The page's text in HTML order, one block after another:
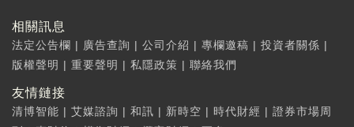
相關訊息
法定公告欄 | 廣告查詢 | 公司介紹 | 專欄邀稿 | 投資者關係 |
版權聲明 | 重要聲明 | 私隱政策 | 聯絡我們
友情鏈接
清博智能 | 艾媒諮詢 | 和訊 | 新時空 | 時代財經 | 證券市場周